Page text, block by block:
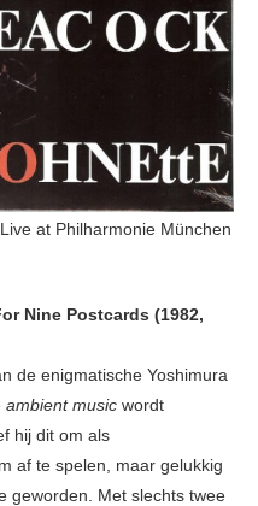
at Philharmonie München
Nine Postcards (1982,
de enigmatische Yoshimura
ambient music wordt
hij dit om als
af te spelen, maar gelukkig
geworden. Met slechts twee